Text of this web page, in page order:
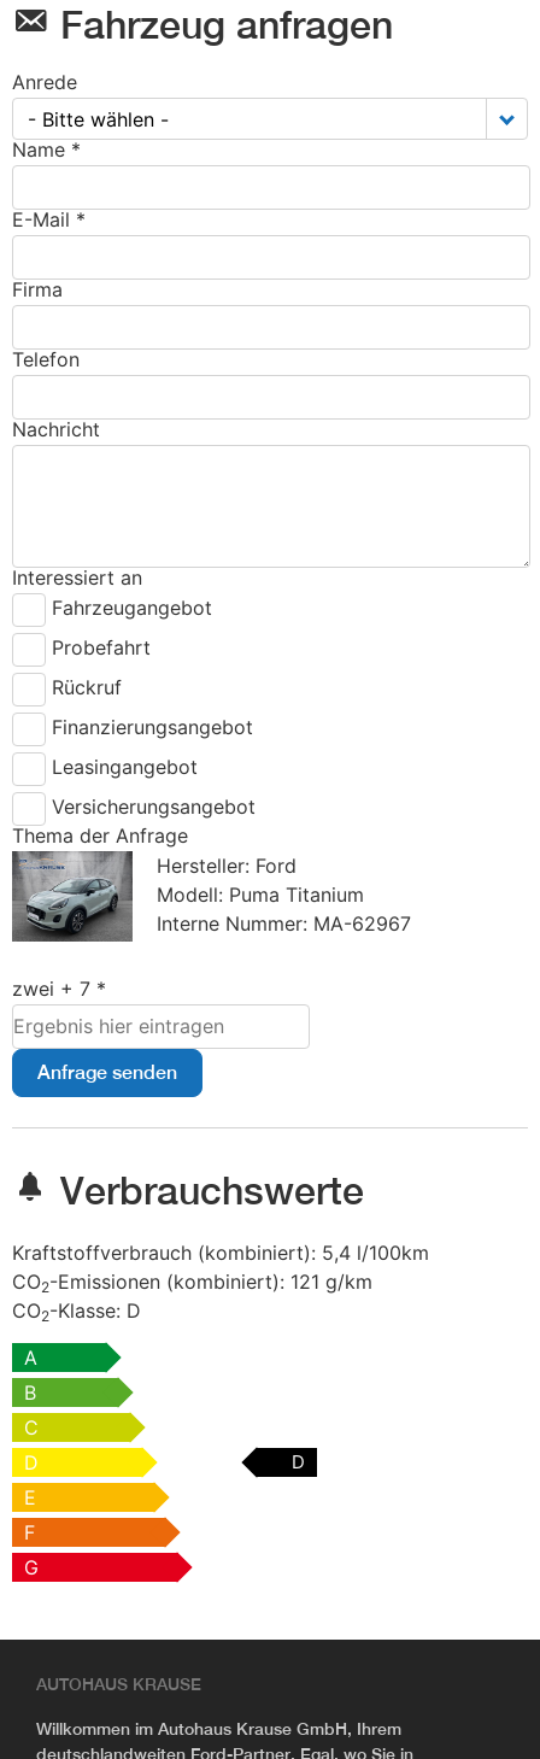
Fahrzeug anfragen
Anrede
- Bitte wählen -
Name *
E-Mail *
Firma
Telefon
Nachricht
Interessiert an
Fahrzeugangebot
Probefahrt
Rückruf
Finanzierungsangebot
Leasingangebot
Versicherungsangebot
Thema der Anfrage
Hersteller: Ford
Modell: Puma Titanium
Interne Nummer: MA-62967
zwei + 7 *
Anfrage senden
Verbrauchswerte
Kraftstoffverbrauch (kombiniert): 5,4 l/100km
CO2-Emissionen (kombiniert): 121 g/km
CO2-Klasse: D
A
B
C
D
D
E
F
G
AUTOHAUS KRAUSE
Willkommen im Autohaus Krause GmbH, Ihrem
deutschlandweiten Ford-Partner. Egal, wo Sie in